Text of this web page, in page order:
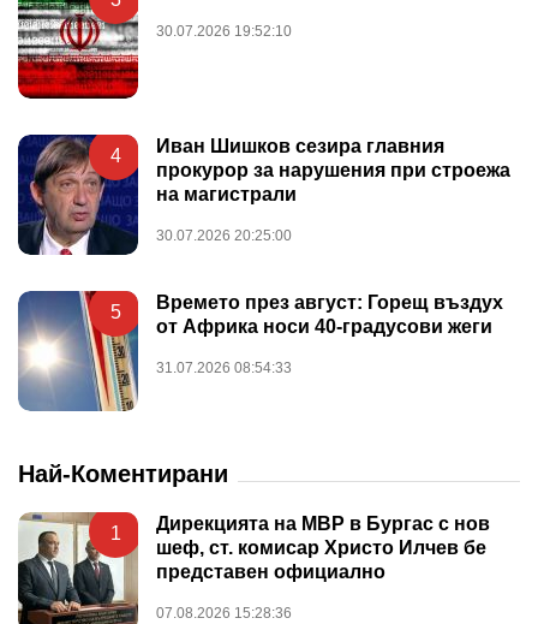
30.07.2026 19:52:10
4
Иван Шишков сезира главния
прокурор за нарушения при строежа
на магистрали
30.07.2026 20:25:00
5
Времето през август: Горещ въздух
от Африка носи 40-градусови жеги
31.07.2026 08:54:33
Най-Коментирани
1
Дирекцията на МВР в Бургас с нов
шеф, ст. комисар Христо Илчев бе
представен официално
07.08.2026 15:28:36